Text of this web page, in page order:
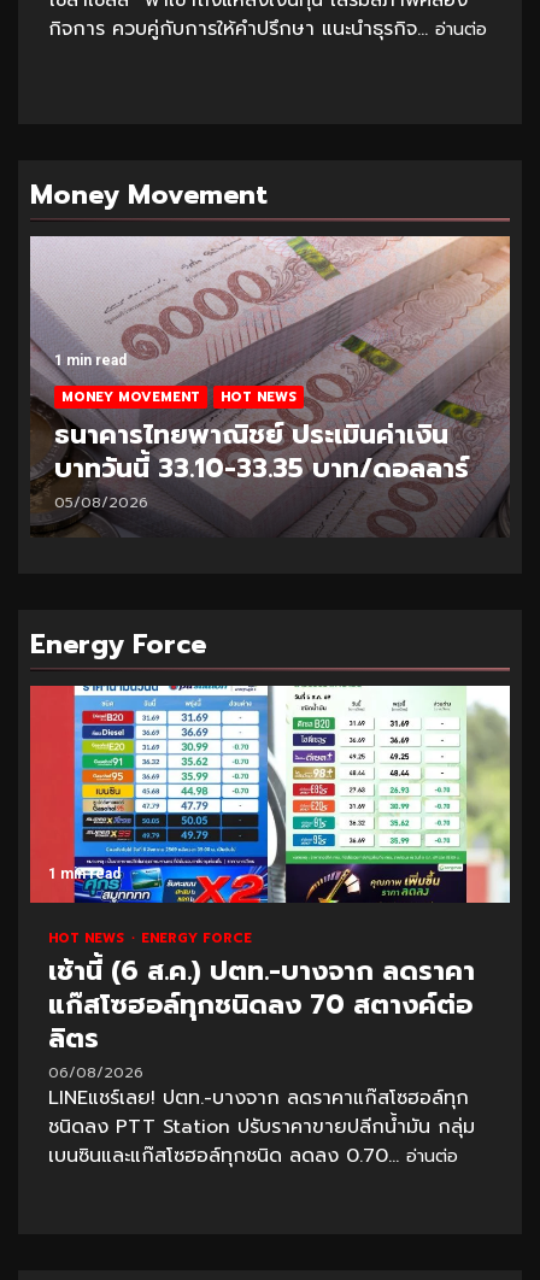
กิจการ ควบคู่กับการให้คำปรึกษา แนะนำธุรกิจ... อ่านต่อ
Money Movement
1 min read
MONEY MOVEMENT HOT NEWS
ธนาคารไทยพาณิชย์ ประเมินค่าเงิน
บาทวันนี้ 33.25-33.50 บาท/ดอลลาร์
04/08/2026
Energy Force
1 min read
HOT NEWS ENERGY FORCE
เช้านี้ (6 ส.ค.) ปตท.-บางจาก ลดราคา
แก๊สโซฮอล์ทุกชนิดลง 70 สตางค์ต่อ
ลิตร
06/08/2026
LINEแชร์เลย! ปตท.-บางจาก ลดราคาแก๊สโซฮอล์ทุก
ชนิดลง PTT Station ปรับราคาขายปลีกน้ำมัน กลุ่ม
เบนซินและแก๊สโซฮอล์ทุกชนิด ลดลง 0.70... อ่านต่อ